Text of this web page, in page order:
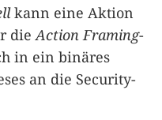
kann eine Aktion
dieAction Framing-
in ein binäres
an die Security-